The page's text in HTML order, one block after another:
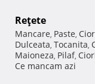
Reţete
Mancare, Paste,
Dulceata, Tocanita,
Maioneza, Pilaf,
Ce mancam azi